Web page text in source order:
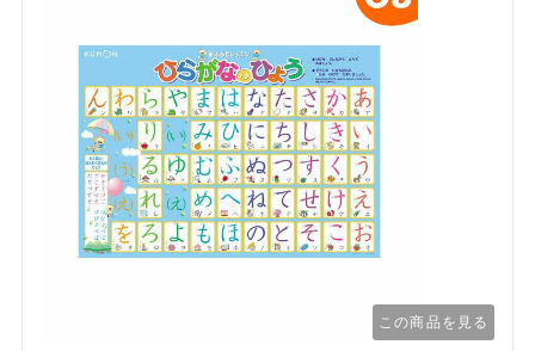
この商品を見る